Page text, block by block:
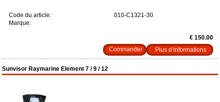
Code du article:
010-C1321-30
Marque:
€ 150.00
Plus d’informations
Sunvisor Raymarine Element 7 / 9 / 12